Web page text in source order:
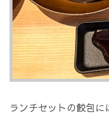
ランチセットの餃包に